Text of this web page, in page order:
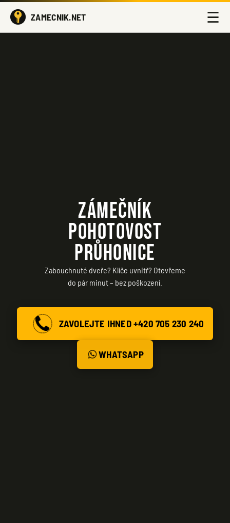
ZAMECNIK.NET ☰
ZÁMEČNÍK
POHOTOVOST
PRŮHONICE
Zabouchnuté dveře? Klíče uvnitř? Otevřeme
do pár minut – bez poškození.
ZAVOLEJTE IHNED +420 705 230 240
WHATSAPP